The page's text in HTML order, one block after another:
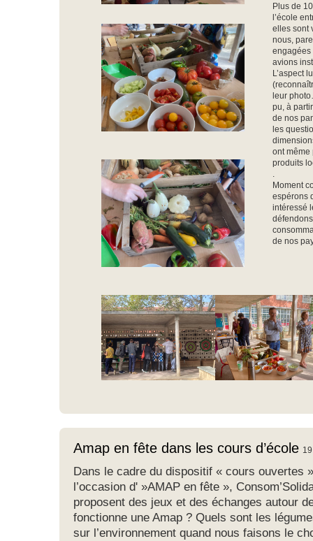
Plus de
l’école
elles sont
nous,
engagées
avions
L’aspect
leur
pu, à
de nos
les
ont même
produits
Moment
espérons
intéressé
de nos
Amap en fête dans les cours d’école
Dans le cadre du dispositif « cours ouvertes
l’occasion d' »AMAP en fête »,
proposent des jeux et des échanges autour
fonctionne une Amap ? Quels sont les
sur l’environnement quand nous faisons le